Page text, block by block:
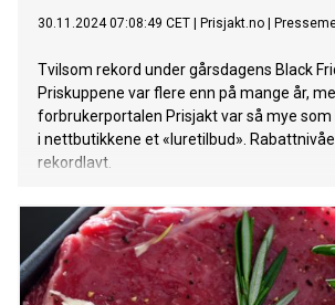
30.11.2024 07:08:49 CET Prisjakt.no
Tvilsom rekord under gårsdagens Black
Priskuppene var flere enn på mange år,
forbrukerportalen Prisjakt var så mye
i nettbutikkene et «luretilbud».
rekordlavt.